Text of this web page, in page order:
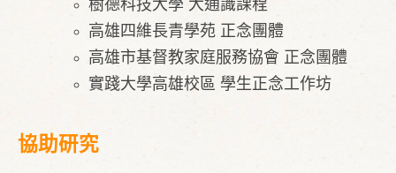
樹德科技大學 大通識課程
高雄四維長青學苑 正念團體
高雄市基督教家庭服務協會 正念團體
實踐大學高雄校區 學生正念工作坊
協助研究